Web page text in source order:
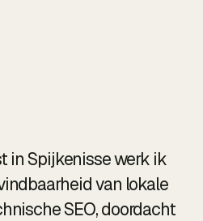
in Spijkenisse werk ik
van lokale
SEO, doordacht